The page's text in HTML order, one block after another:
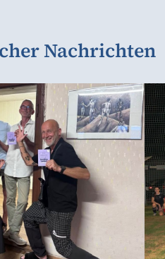
Nachrichten